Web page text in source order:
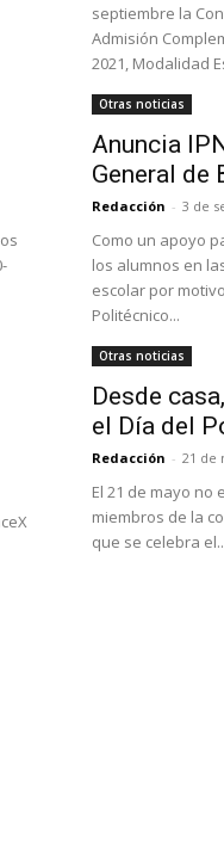
septiembre la
Admisión
2021, Modalidad
Otras noticias
Anuncia
General de
Redacción - 3 de
Como un apoyo
los alumnos en
escolar por
Politécnico...
Otras noticias
Desde
el Día del
Redacción - 21 de
El 21 de mayo no
miembros de la
que se celebra